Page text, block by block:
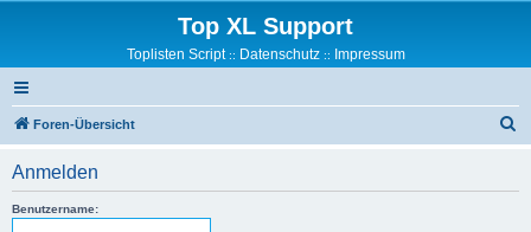
Top XL Support
Toplisten Script:: Datenschutz:: Impressum
Foren-Übersicht
Anmelden
Benutzername: